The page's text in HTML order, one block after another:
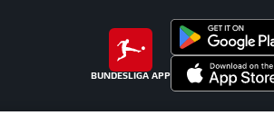
BUNDESLIGA APP